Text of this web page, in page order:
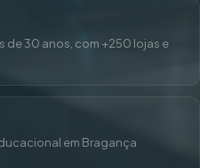
de 30 anos, com +250 lojas e
em Bragança